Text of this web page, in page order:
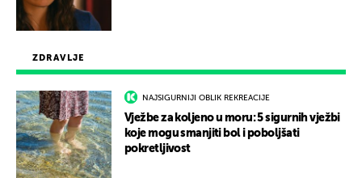
ZDRAVLJE
NAJSIGURNIJI OBLIK REKREACIJE
Vježbe za koljeno u moru: 5 sigurnih vježbi
koje mogu smanjiti bol i poboljšati
pokretljivost